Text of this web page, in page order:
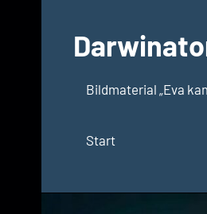
springenEvolutionsbiologie
Bildmaterial „Eva
Start